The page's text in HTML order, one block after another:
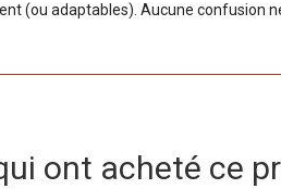
(ou adaptables). Aucune
ont acheté ce